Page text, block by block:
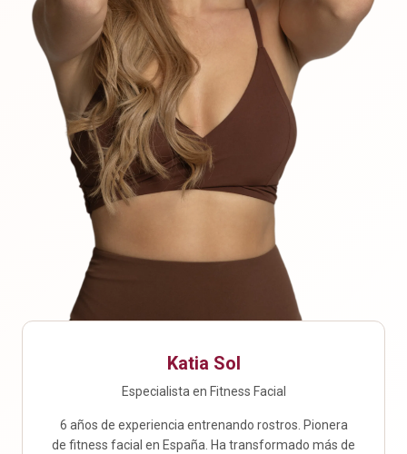
Katia Sol
Especialista en Fitness Facial
6 años de experiencia entrenando rostros. Pionera
de fitness facial en España. Ha transformado más de